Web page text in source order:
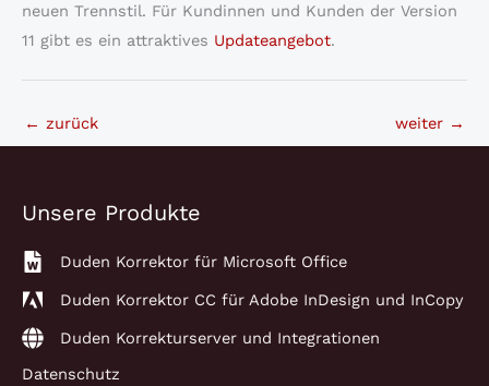
neuen Trennstil. Für Kundinnen und Kunden der Version
11 gibt es ein attraktives Updateangebot.
← zurück weiter →
Unsere Produkte
Duden Korrektor für Microsoft Office
Duden Korrektor CC für Adobe InDesign und InCopy
Duden Korrekturserver und Integrationen
Datenschutz